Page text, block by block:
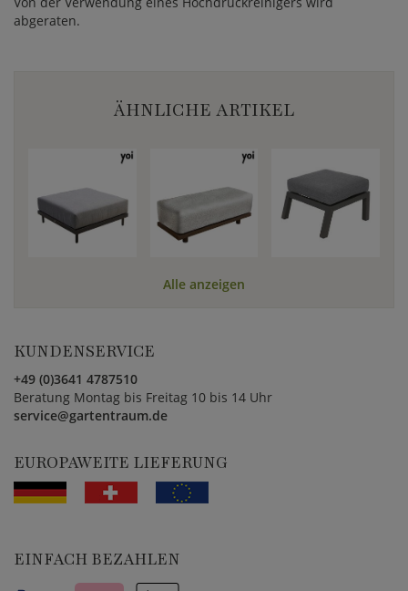
abgeraten.
ÄHNLICHE ARTIKEL
Alle anzeigen
KUNDENSERVICE
+49 (0)3641 4787510
Beratung Montag bis Freitag 10 bis 14 Uhr
service@gartentraum.de
EUROPAWEITE LIEFERUNG
EINFACH BEZAHLEN